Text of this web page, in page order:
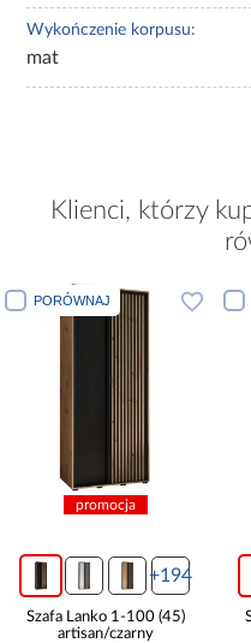
Wykończenie korpusu:
mat
Klienci, którzy
PORÓWNAJ
promocja
+194
Szafa Lanko 1-100 (45)
artisan/czarny